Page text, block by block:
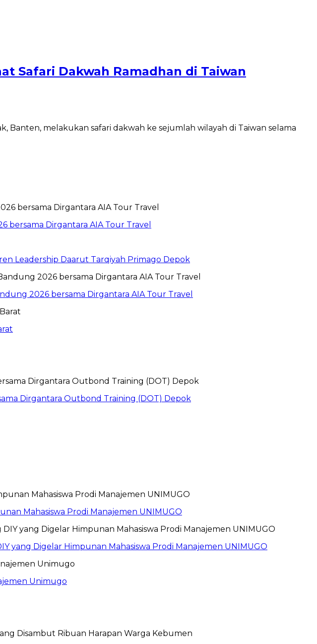
Safari Dakwah Ramadhan di Taiwan
Banten, melakukan safari dakwah ke sejumlah wilayah di Taiwan selama
bersama Dirgantara AIA Tour Travel
Leadership Daarut Tarqiyah Primago Depok
2026 bersama Dirgantara AIA Tour Travel
Dirgantara Outbond Training (DOT) Depok
Mahasiswa Prodi Manajemen UNIMUGO
yang Digelar Himpunan Mahasiswa Prodi Manajemen UNIMUGO
Unimugo